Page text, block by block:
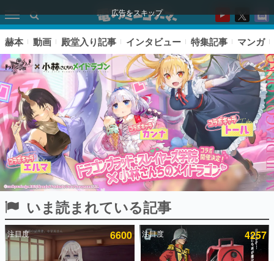
広告をスキップ
ピックアップ
電ファミのいま読まれている記事ランキング
赫本 動画 殿堂入り記事 インタビュー 特集記事 マンガ
いま読まれている記事
注目度 6600 注目度 4257